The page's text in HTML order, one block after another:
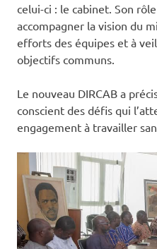
celui-ci : le cabinet. Son
accompagner la vision du
efforts des équipes et à
objectifs communs.
Le nouveau DIRCAB a
conscient des défis qui
engagement à travailler